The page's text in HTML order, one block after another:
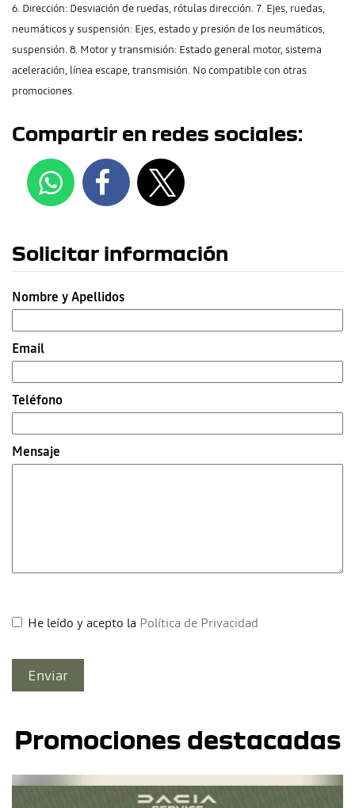
6. Dirección: Desviación de ruedas, rótulas dirección. 7. Ejes, ruedas,
neumáticos y suspensión: Ejes, estado y presión de los neumáticos,
suspensión. 8. Motor y transmisión: Estado general motor, sistema
aceleración, línea escape, transmisión. No compatible con otras
promociones.
Compartir en redes sociales:
Solicitar información
Nombre y Apellidos
Email
Teléfono
Mensaje
He leído y acepto la Política de Privacidad
Promociones destacadas